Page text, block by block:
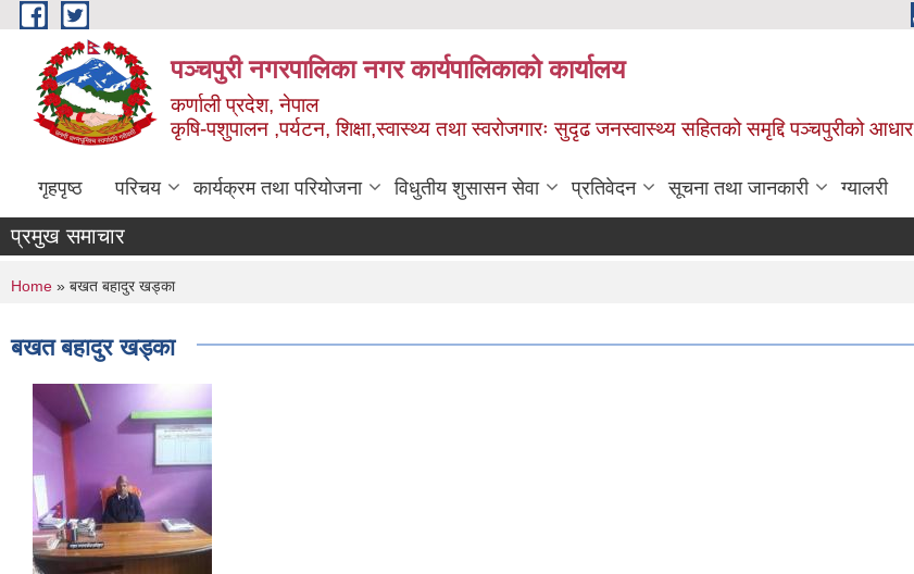
Skip to main content
पञ्चपुरी नगरपालिका नगर कार्यपालिकाको कार्यालय
कर्णाली प्रदेश, नेपाल
कृषि-पशुपालन ,पर्यटन, शिक्षा,स्वास्थ्य तथा स्वरोजगारः सुदृढ जनस्वास्थ्य सहितको समृद्दि पञ्चपुरीको आधार
गृहपृष्ठ परिचय कार्यक्रम तथा परियोजना विधुतीय शुसासन सेवा प्रतिवेदन सूचना तथा जानकारी ग्यालरी
प्रमुख समाचार
You are here
Home » बखत बहादुर खड्का
बखत बहादुर खड्का